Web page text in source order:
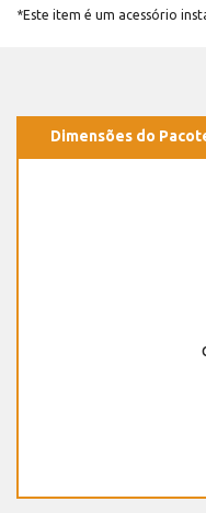
*Este item é um acessório
Dimensões do